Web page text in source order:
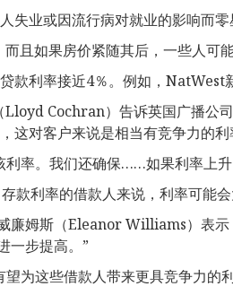
失业或因流行病对就业的影响而零
且如果房价紧随其后，一些人可
款利率接近4％。例如，NatWest
Cochran）告诉英国广播公
这对客户来说是相当有竞争力的利
利率。我们还确保……如果利率上
款利率的借款人来说，利率可能
廉姆斯（Eleanor Williams）表示
一步提高。”
为这些借款人带来更具竞争力的